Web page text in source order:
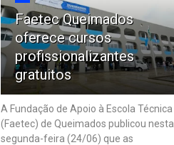
Faetec Queimados
oferece cursos
profissionalizantes
gratuitos
A Fundação de Apoio à Escola Técnica
(Faetec) de Queimados publicou nesta
segunda-feira (24/06) que as